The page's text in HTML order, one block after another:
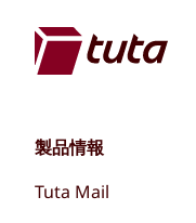
製品情報
Tuta Mail